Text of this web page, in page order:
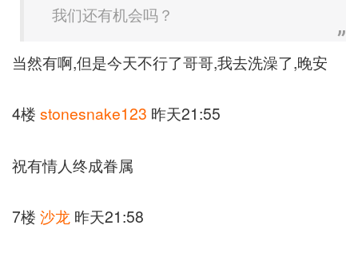
我们还有机会吗？
当然有啊,但是今天不行了哥哥,我去洗澡了,晚安
4楼 stonesnake123 昨天21:55
祝有情人终成眷属
7楼 沙龙 昨天21:58